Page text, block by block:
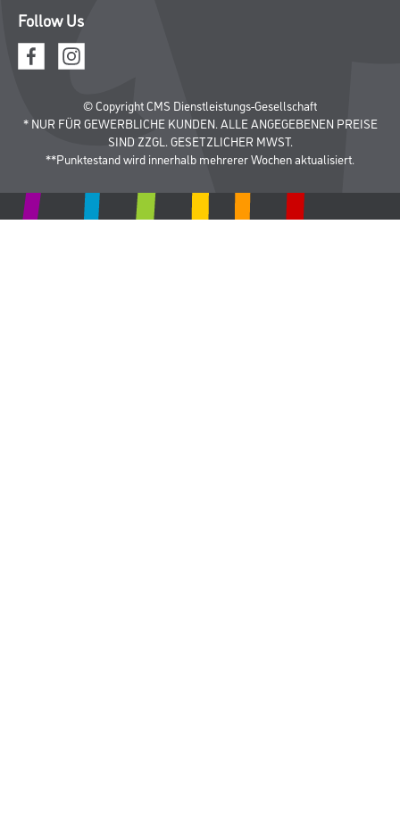
Follow Us
© Copyright CMS Dienstleistungs-Gesellschaft
* NUR FÜR GEWERBLICHE KUNDEN. ALLE ANGEGEBENEN PREISE
SIND ZZGL. GESETZLICHER MWST.
**Punktestand wird innerhalb mehrerer Wochen aktualisiert.